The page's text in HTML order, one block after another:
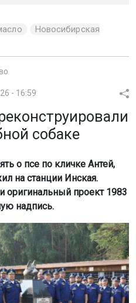
Новосибирская
- 16:59
собаке
о псе по кличке Антей,
на станции Инская.
оригинальный проект 1983
надпись.